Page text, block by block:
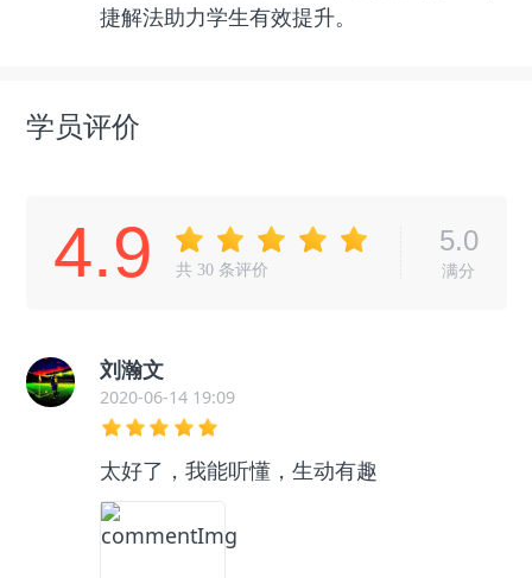
捷解法助力学生有效提升。
学员评价
4.9 共30 条评价
5.0
满分
刘瀚文
2020-06-14 19:09
太好了，我能听懂，生动有趣